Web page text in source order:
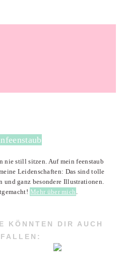
nie still sitzen. Auf mein feenstaub
Leidenschaften: Das sind tolle
und ganz besondere Illustrationen.
Mehr über mich .
KÖNNTEN DIR AUCH